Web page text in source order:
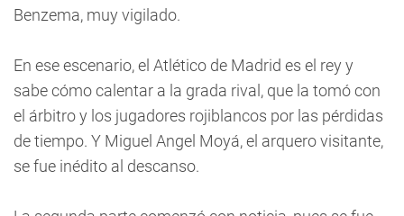
Benzema, muy vigilado.
En ese escenario, el Atlético de Madrid es el rey y
sabe cómo calentar a la grada rival, que la tomó con
el árbitro y los jugadores rojiblancos por las pérdidas
de tiempo. Y Miguel Angel Moyá, el arquero visitante,
se fue inédito al descanso.